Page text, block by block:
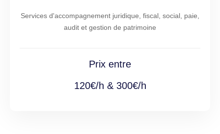
Services d'accompagnement juridique, fiscal, social, paie,
audit et gestion de patrimoine
Prix entre
120€/h & 300€/h